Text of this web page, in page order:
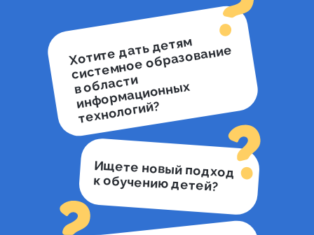
Хотите
дать
детя
м
систе
мное образование
в области
ин
фор
мационн
ых
технологий?
Ищете новый подход
к обучению детей?